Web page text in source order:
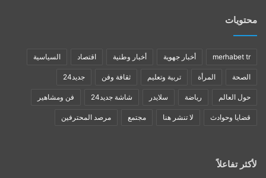
محتويات
merhabet tr أخبار جهوية أخبار وطنية اقتصاد السياسية
الصحة المرأة تربية وتعليم ثقافة وفن جديد24
حول العالم رياضة سلايدر شاشة جديد24 فن ومشاهير
قضايا وحوادث لا تنشر هنا مجتمع مرصد المحترفين
لأكثر تفاعلاً